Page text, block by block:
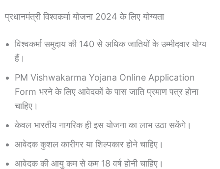
प्रधानमंत्री विश्वकर्मा योजना 2024 के लिए योग्यता
विश्वकर्मा समुदाय की 140 से अधिक जातियों के उम्मीदवार योग्य
हैं।
PM Vishwakarma Yojana Online Application
Form भरने के लिए आवेदकों के पास जाति प्रमाण पत्र होना
चाहिए।
केवल भारतीय नागरिक ही इस योजना का लाभ उठा सकेंगे।
आवेदक कुशल कारीगर या शिल्पकार होने चाहिए।
आवेदक की आयु कम से कम 18 वर्ष होनी चाहिए।